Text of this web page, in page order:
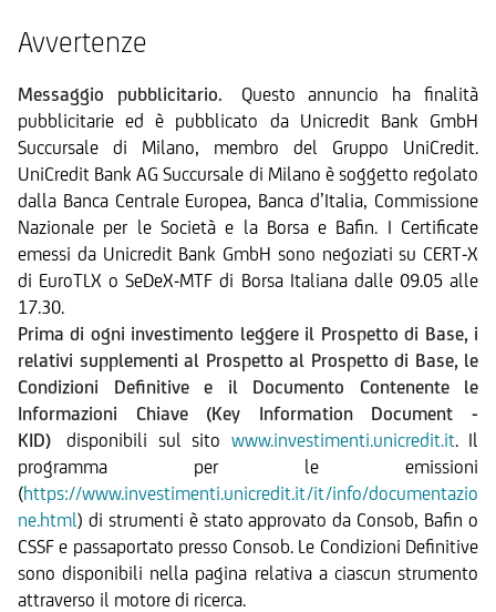
Avvertenze
Messaggio pubblicitario.
Questo annuncio ha finalità
pubblicitarie ed è pubblicato da Unicredit Bank GmbH
Succursale di Milano, membro del Gruppo UniCredit.
UniCredit Bank AG Succursale di Milano è soggetto regolato
dalla Banca Centrale Europea, Banca d’Italia, Commissione
Nazionale per le Società e la Borsa e Bafin. I Certificate
emessi da Unicredit Bank GmbH sono negoziati su CERT-X
di EuroTLX o SeDeX-MTF di Borsa Italiana dalle 09.05 alle
17.30.
Prima di ogni investimento leggere il Prospetto di Base, i
relativi supplementi al Prospetto al Prospetto di Base, le
Condizioni Definitive e il Documento Contenente le
Informazioni Chiave (Key Information Document -
KID)
disponibili sul sito www.investimenti.unicredit.it. Il
programma per le emissioni
(https://www.investimenti.unicredit.it/it/info/documentazio
ne.html) di strumenti è stato approvato da Consob, Bafin o
CSSF e passaportato presso Consob. Le Condizioni Definitive
sono disponibili nella pagina relativa a ciascun strumento
attraverso il motore di ricerca.